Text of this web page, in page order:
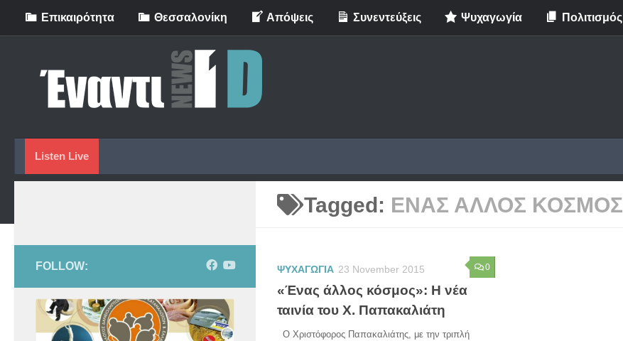
Skip to content
Eπικαιρότητα Θεσσαλονίκη Απόψεις Συνεντεύξεις Ψυχαγωγία Πολιτισμός
Listen Live
Tagged: ΕΝΑΣ ΑΛΛΟΣ ΚΟΣΜΟΣ
0
ΨΥΧΑΓΩΓΙΑ 23 November 2015
«Ένας άλλος κόσμος»: H νέα
ταινία του Χ. Παπακαλιάτη
Ο Χριστόφορος Παπακαλιάτης, με την τριπλή
FOLLOW: